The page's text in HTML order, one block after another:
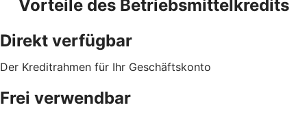
Vorteile des Betriebsmittelkredits
Direkt verfügbar
Der Kreditrahmen für Ihr Geschäftskonto
Frei verwendbar